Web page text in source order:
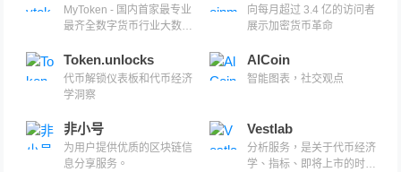
MyToken - 国内首家最专业
最齐全数字货币行业大数
据平台。
向每月超过 3.4 亿的访问者
展示加密货币革命
Token.unlocks
代币解锁仪表板和代币经济
学洞察
AlCoin
智能图表，社交观点
非小号
为用户提供优质的区块链信
息分享服务。
Vestlab
分析服务，是关于代币经济
学、指标、即将上市的时间